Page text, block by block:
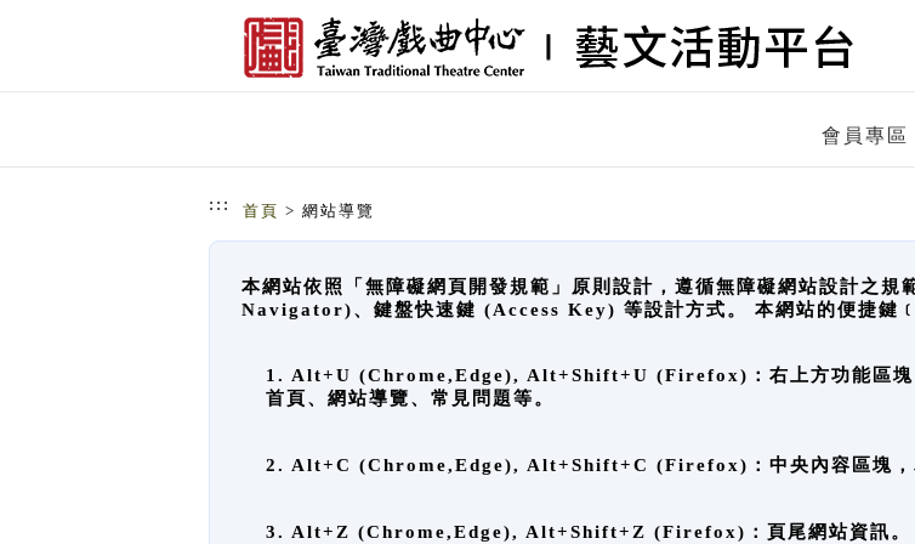
會員專區
::: 首頁 > 網站導覽
本網站依照「無障礙網頁開發規範」原則設計，遵循無障礙網站設計之
Navigator)、鍵盤快速鍵 (Access Key) 等設計方式。 本網站的便捷鍵
1. Alt+U (Chrome,Edge), Alt+Shift+U (Firefox)：右上方功能區塊
首頁、網站導覽、常見問題等。
2. Alt+C (Chrome,Edge), Alt+Shift+C (Firefox)：中央內容區塊，
3. Alt+Z (Chrome,Edge), Alt+Shift+Z (Firefox)：頁尾網站資訊。